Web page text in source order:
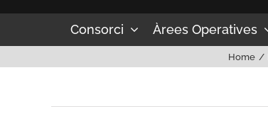
Consorci Àrees Operatives
Home